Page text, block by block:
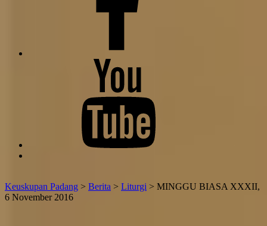
↑
Keuskupan Padang > Berita > Liturgi > MINGGU BIASA XXXII,
6 November 2016